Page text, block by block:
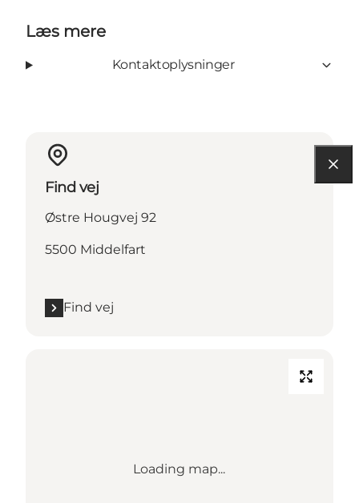
Læs mere
Kontaktoplysninger
Find vej
Østre Hougvej 92
5500 Middelfart
Find vej
Loading map...